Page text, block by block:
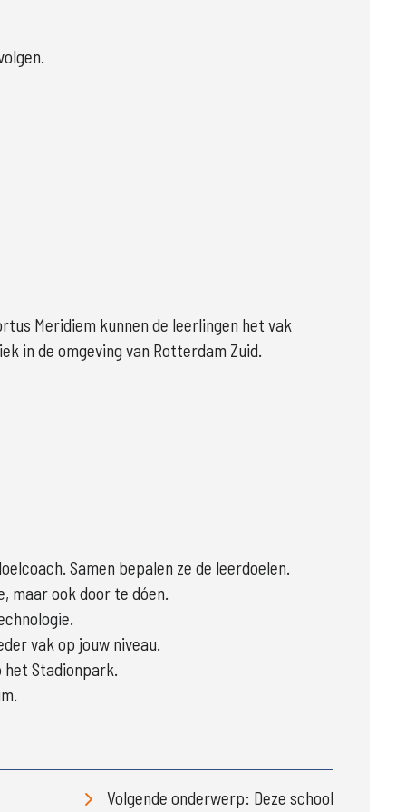
Meridiem kunnen de leerlingen het vak
in de omgeving van Rotterdam Zuid.
Samen bepalen ze de leerdoelen.
maar ook door te dóen.
vak op jouw niveau.
het Stadionpark.
Volgende onderwerp: Deze school